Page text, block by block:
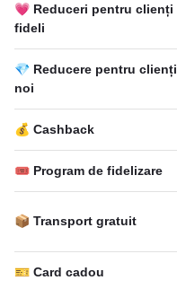
💗 Reduceri pentru clienți
fideli
💎 Reducere pentru clienți
noi
💰 Cashback
🎟 Program de fidelizare
📦 Transport gratuit
🎫 Card cadou